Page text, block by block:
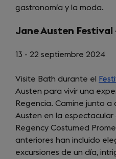
tab)
gastronomía y la moda.
Jane Austen Festival
13 - 22 septiembre 2024
Visite Bath durante el
Austen para vivir una
Regencia. Camine junto
Austen en la
Regency Costumed
anteriores han incluido
excursiones de un día,